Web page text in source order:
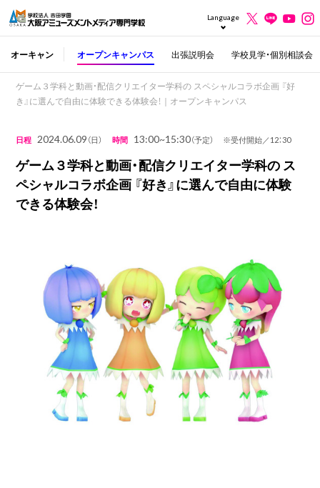
Language
オーキャン オープンキャンパス 出張説明会 学校見学・個別相談会
ゲーム３学科と動画・配信クリエイター学科の スペシャルコラボ企画 『好
き』に選んで自由に体験できる体験会！｜オープンキャンパス
日程 2024.06.09（日） 時間 13:00~15:30（予定） ※受付開始／12：30
ゲーム３学科と動画・配信クリエイター学科の ス
ペシャルコラボ企画 『好き』に選んで自由に体験
できる体験会！